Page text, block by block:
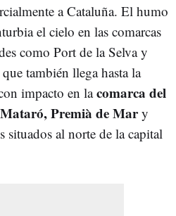
a Cataluña. El humo
el cielo en las comarcas
como Port de la Selva y
también llega hasta la
impacto en lacomarca del
Mataró, Premià de Mary
situados al norte de la capital